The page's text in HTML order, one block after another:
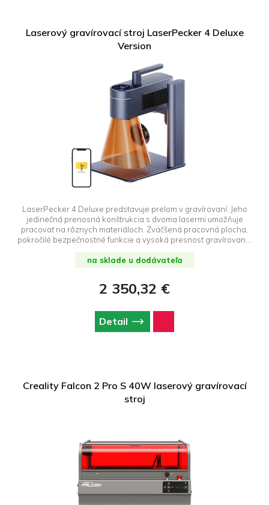
Laserový gravírovací stroj LaserPecker 4 Deluxe
Version
LaserPecker 4 Deluxe predstavuje prelom v gravírovaní. Jeho
jedinečná prenosná konštrukcia s dvoma lasermi umožňuje
pracovať na rôznych materiáloch. Zväčšená pracovná plocha,
pokročilé bezpečnostné funkcie a vysoká presnosť gravírovania
ktorí hľadajú efektivitu a všestrannosť.
na sklade u dodávateľa
2 350,32 €
Detail
Creality Falcon 2 Pro S 40W laserový gravírovací
stroj